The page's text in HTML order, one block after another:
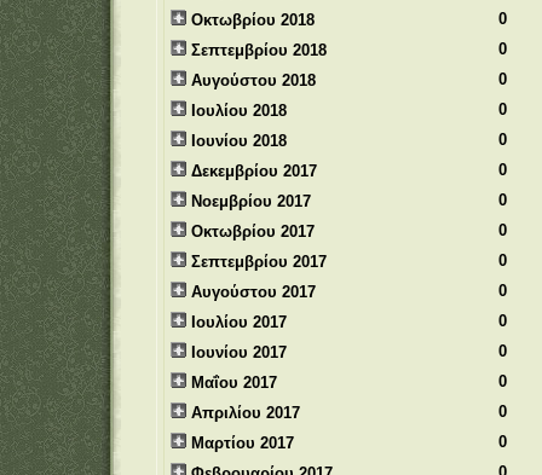
Οκτωβρίου 2018
0
Σεπτεμβρίου 2018
0
Αυγούστου 2018
0
Ιουλίου 2018
0
Ιουνίου 2018
0
Δεκεμβρίου 2017
0
Νοεμβρίου 2017
0
Οκτωβρίου 2017
0
Σεπτεμβρίου 2017
0
Αυγούστου 2017
0
Ιουλίου 2017
0
Ιουνίου 2017
0
Μαΐου 2017
0
Απριλίου 2017
0
Μαρτίου 2017
0